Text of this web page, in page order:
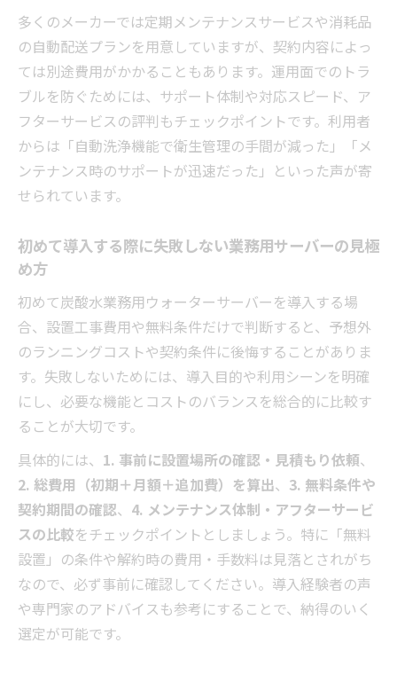
多くのメーカーでは定期メンテナンスサービスや消耗品
の自動配送プランを用意していますが、契約内容によっ
ては別途費用がかかることもあります。運用面でのトラ
ブルを防ぐためには、サポート体制や対応スピード、ア
フターサービスの評判もチェックポイントです。利用者
からは「自動洗浄機能で衛生管理の手間が減った」「メ
ンテナンス時のサポートが迅速だった」といった声が寄
せられています。
初めて導入する際に失敗しない業務用サーバーの見極
め方
初めて炭酸水業務用ウォーターサーバーを導入する場
合、設置工事費用や無料条件だけで判断すると、予想外
のランニングコストや契約条件に後悔することがありま
す。失敗しないためには、導入目的や利用シーンを明確
にし、必要な機能とコストのバランスを総合的に比較す
ることが大切です。
具体的には、 1. 事前に設置場所の確認・見積もり依頼、
2. 総費用（初期＋月額＋追加費）を算出、 3. 無料条件や
契約期間の確認、 4. メンテナンス体制・アフターサービ
スの比較をチェックポイントとしましょう。特に「無料
設置」の条件や解約時の費用・手数料は見落とされがち
なので、必ず事前に確認してください。導入経験者の声
や専門家のアドバイスも参考にすることで、納得のいく
選定が可能です。